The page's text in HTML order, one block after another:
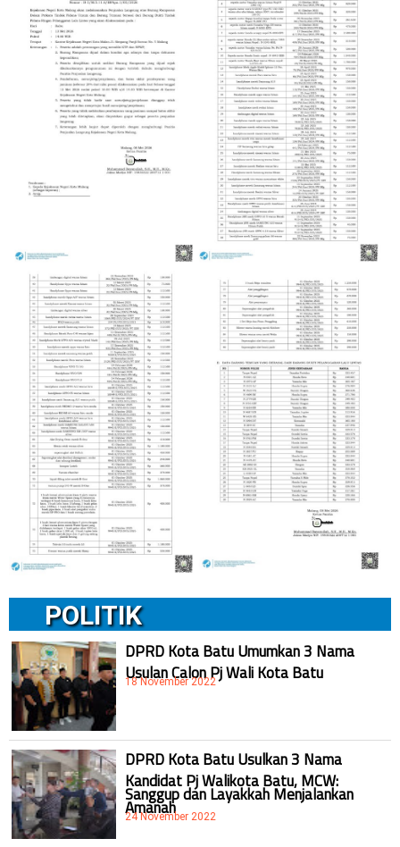
POLITIK
DPRD Kota Batu Umumkan 3 Nama
Usulan Calon Pj Wali Kota Batu
18 November 2022
DPRD Kota Batu Usulkan 3 Nama
Kandidat Pj Walikota Batu, MCW:
Sanggup dan Layakkah Menjalankan
Amanah
24 November 2022